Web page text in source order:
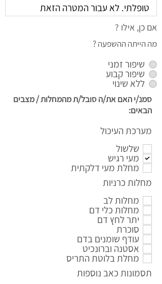
אם כן, אילו ?
מה הייתה ההשפעה ?
שיפור זמני
שיפור קבוע
ללא שינוי
סמנ/י האם את/ה סובל/ת מהמחלות / מצבים
הבאים:
מערכת העיכול
שלשול
מעי רגיש
מחלת מעי דלקתית
מחלות כרניות
מחלות לב
מחלות כלי דם
יתר לחץ דם
סוכרת
עודף שומנים בדם
אסטנה וברונכיט
מחלת בלוטת התריס
תסמונות כאב נוספות